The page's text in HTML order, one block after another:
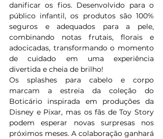
danificar os fios. Desenvolvido para o
público infantil, os produtos são 100%
seguros e adequados para a pele,
combinando notas frutais, florais e
adocicadas, transformando o momento
de cuidado em uma experiência
divertida e cheia de brilho!
Os splashes para cabelo e corpo
marcam a estreia da coleção do
Boticário inspirada em produções da
Disney e Pixar, mas os fãs de Toy Story
podem esperar novas surpresas nos
próximos meses. A colaboração ganhará